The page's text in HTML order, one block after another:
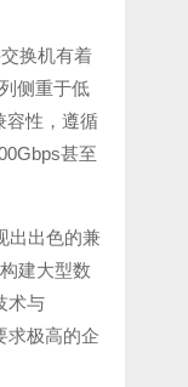
换机有着
侧重于低
容性，遵循
甚至
出出色的兼
建大型数
术与
求极高的企